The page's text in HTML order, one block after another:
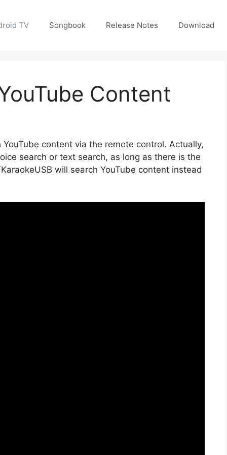
TV Songbook Release Notes Download
Content
content via the remote control. Actually,
search or text search, as long as there is the
will search YouTube content instead